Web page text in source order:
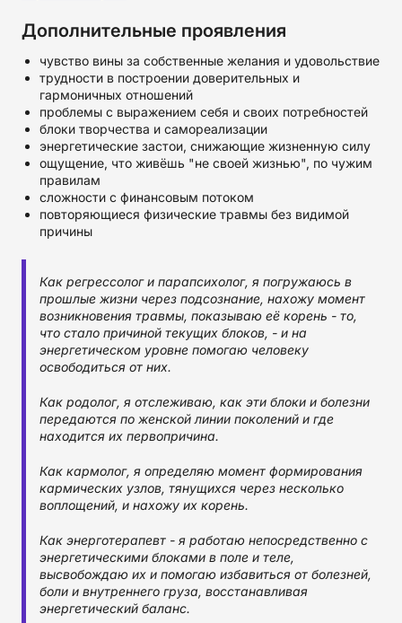
Дополнительные проявления
чувство вины за собственные желания и удовольствие
трудности в построении доверительных и
гармоничных отношений
проблемы с выражением себя и своих потребностей
блоки творчества и самореализации
энергетические застои, снижающие жизненную силу
ощущение, что живёшь "не своей жизнью", по чужим
правилам
сложности с финансовым потоком
повторяющиеся физические травмы без видимой
причины
Как регрессолог и парапсихолог, я погружаюсь в
прошлые жизни через подсознание, нахожу момент
возникновения травмы, показываю её корень - то,
что стало причиной текущих блоков, - и на
энергетическом уровне помогаю человеку
освободиться от них.
Как родолог, я отслеживаю, как эти блоки и болезни
передаются по женской линии поколений и где
находится их первопричина.
Как кармолог, я определяю момент формирования
кармических узлов, тянущихся через несколько
воплощений, и нахожу их корень.
Как энерготерапевт - я работаю непосредственно с
энергетическими блоками в поле и теле,
высвобождаю их и помогаю избавиться от болезней,
боли и внутреннего груза, восстанавливая
энергетический баланс.